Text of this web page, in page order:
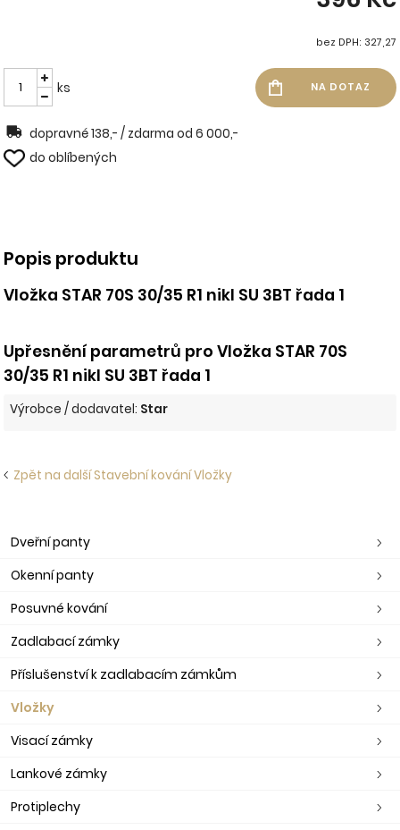
bez DPH: 327,27
ks
dopravné 138,- / zdarma od 6 000,-
do oblíbených
Popis produktu
Vložka STAR 70S 30/35 R1 nikl SU 3BT řada 1
Upřesnění parametrů pro Vložka STAR 70S
30/35 R1 nikl SU 3BT řada 1
Výrobce / dodavatel: Star
Zpět na další Stavební kování Vložky
Dveřní panty
Okenní panty
Posuvné kování
Zadlabací zámky
Příslušenství k zadlabacím zámkům
Vložky
Visací zámky
Lankové zámky
Protiplechy